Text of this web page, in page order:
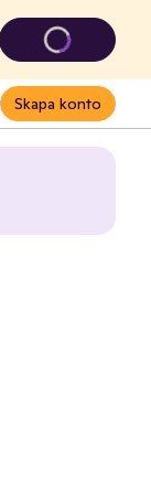
Skapa konto